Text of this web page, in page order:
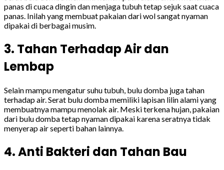
panas di cuaca dingin dan menjaga tubuh tetap sejuk saat cuaca
panas. Inilah yang membuat pakaian dari wol sangat nyaman
dipakai di berbagai musim.
3. Tahan Terhadap Air dan
Lembap
Selain mampu mengatur suhu tubuh, bulu domba juga tahan
terhadap air. Serat bulu domba memiliki lapisan lilin alami yang
membuatnya mampu menolak air. Meski terkena hujan, pakaian
dari bulu domba tetap nyaman dipakai karena seratnya tidak
menyerap air seperti bahan lainnya.
4. Anti Bakteri dan Tahan Bau